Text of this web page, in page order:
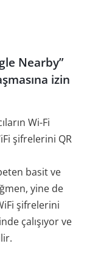
Nearby”
izin
Wi-Fi
şifrelerini QR
basit ve
yine de
şifrelerini
çalışıyor ve